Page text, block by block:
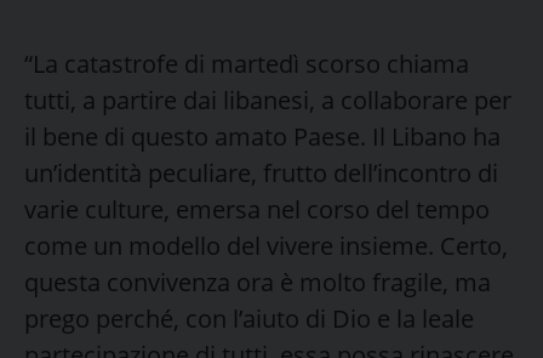
“La catastrofe di martedì scorso chiama
tutti, a partire dai libanesi, a collaborare per
il bene di questo amato Paese. Il Libano ha
un’identità peculiare, frutto dell’incontro di
varie culture, emersa nel corso del tempo
come un modello del vivere insieme. Certo,
questa convivenza ora è molto fragile, ma
prego perché, con l’aiuto di Dio e la leale